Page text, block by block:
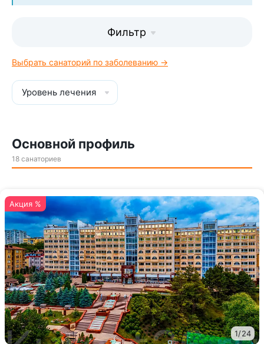
Фильтр
Выбрать санаторий по заболеванию →
Уровень лечения
Основной профиль
18 санаториев
Акция %
1/24